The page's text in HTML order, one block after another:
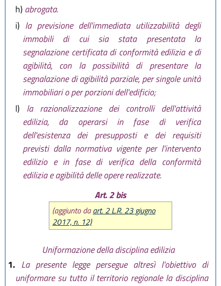
h) abrogata.
i) la previsione dell'immediata utilizzabilità degli
immobili di cui sia stata presentata la
segnalazione certificata di conformità edilizia e di
agibilità, con la possibilità di presentare la
segnalazione di agibilità parziale, per singole unità
immobiliari o per porzioni dell'edificio;
l) la razionalizzazione dei controlli dell'attività
edilizia, da operarsi in fase di verifica
dell'esistenza dei presupposti e dei requisiti
previsti dalla normativa vigente per l'intervento
edilizio e in fase di verifica della conformità
edilizia e agibilità delle opere realizzate.
Art. 2 bis
(aggiunto daart. 2 L.R. 23 giugno
2017, n. 12)
Uniformazione della disciplina edilizia
1. La presente legge persegue altresì l'obiettivo di
uniformare su tutto il territorio regionale la disciplina